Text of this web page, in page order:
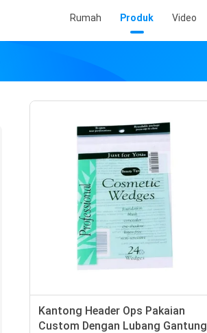
Rumah Produk Video
Kantong Header Ops Pakaian
Custom Dengan Lubang Gantung